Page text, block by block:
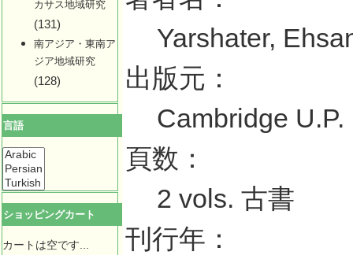
カサス地域研究
(131)
南アジア・東南ア
ジア地域研究
(128)
言語
ショッピングカート
カートは空です...
Yarshater,
出版元：
Cambridge U.P.
頁数：
2 vols. 古書
刊行年：